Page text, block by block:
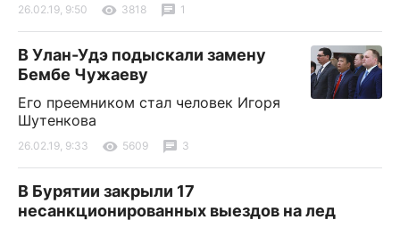
26.02.19, 9:50 3818 1
В Улан-Удэ подыскали замену
Бембе Чужаеву
Его преемником стал человек Игоря
Шутенкова
26.02.19, 9:33 5609 3
В Бурятии закрыли 17
несанкционированных выездов на лед